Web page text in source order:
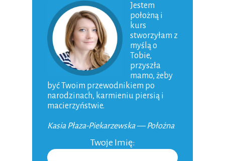
O MNIE
Jestem
położną i
kurs
stworzyłam z
myślą o
Tobie,
przyszła
mamo, żeby
być Twoim przewodnikiem po
narodzinach, karmieniu piersią i
macierzyństwie.
Kasia Płaza-Piekarzewska — Położna
Twoje Imię: